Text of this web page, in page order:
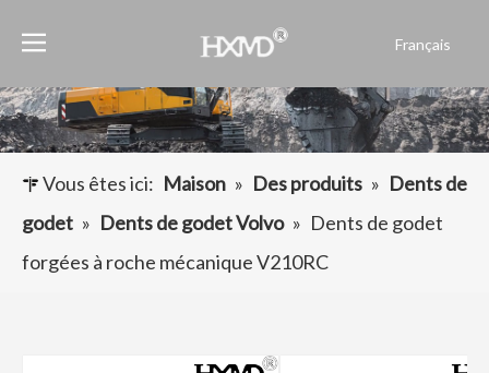
Français
العربية
Pусский
Español
Vous êtes ici: Maison » Des produits » Dents de
godet » Dents de godet Volvo » Dents de godet
forgées à roche mécanique V210RC